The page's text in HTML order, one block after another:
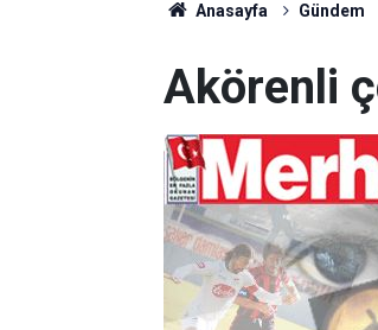
Anasayfa Gündem
Akörenli